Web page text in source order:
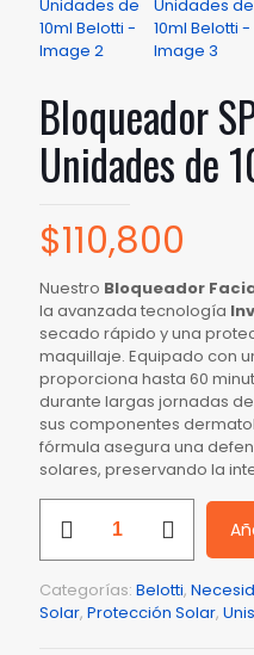
Bloqueador
Unidades de
$110,800
Nuestro Bloqueador
la avanzada tecnología
secado rápido y una
maquillaje. Equipado con
proporciona hasta 60
durante largas jornadas
sus componentes
fórmula asegura una
solares, preservando la
SPF
60
24
Unidades
Categorías: Belotti,
Solar, Protección Solar,